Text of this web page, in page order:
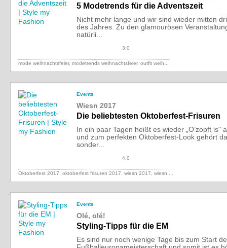
5 Modetrends für die Adventszeit
Nicht mehr lange und wir sind wieder mitten
des Jahres. Zu den glamourösen
natürli...
3,0
mode weihnachtsfeier, modetrends weihnachtsfeier, outfit weih...
Events
Wiesn 2017
Die beliebtesten Oktoberfest-Frisuren
In ein paar Tagen heißt es wieder „O’zopft is"
und zum perfekten Oktoberfest-Look gehört
sonder...
4,0
Oktoberfest 2017, oktoberfest frisuren 2017, wiesn 2017, wiesn ...
Events
Olé, olé!
Styling-Tipps für die EM
Es sind nur noch wenige Tage bis zum Start